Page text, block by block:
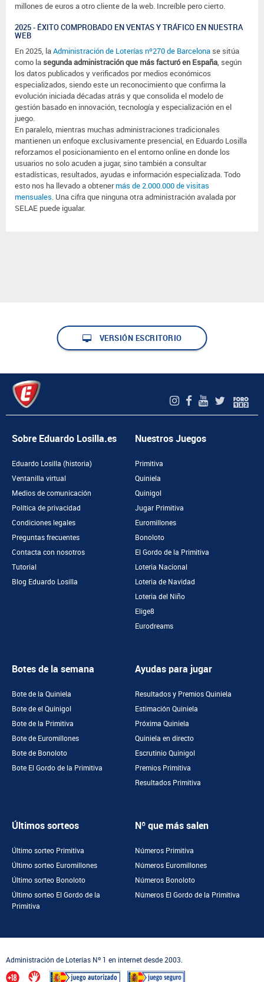
millones de euros a otro cliente de la web. Increíble pero cierto.
2025 - ÉXITO COMPROBADO EN VENTAS Y TRÁFICO EN NUESTRA
WEB
En 2025, la Administración de Loterías nº270 de Barcelona se sitúa
como la segunda administración que más facturó en España, según
los datos publicados y verificados por medios económicos
especializados, siendo este un reconocimiento que confirma la
evolución iniciada décadas atrás y que consolida el modelo de
gestión basado en innovación, tecnología y especialización en el
juego.
En paralelo, mientras muchas administraciones tradicionales
mantienen un enfoque exclusivamente presencial, en Eduardo Losilla
reforzamos el posicionamiento en el entorno online en donde los
usuarios no solo acuden a jugar, sino también a consultar
estadísticas, resultados, ayudas e información especializada. Todo
esto nos ha llevado a obtenermás de 2.000.000 de visitas
mensuales. Una cifra que ninguna otra administración avalada por
SELAE puede igualar.
VERSIÓN ESCRITORIO
Sobre Eduardo Losilla.es
Eduardo Losilla (historia)
Ventanilla virtual
Medios de comunicación
Política de privacidad
Condiciones legales
Preguntas frecuentes
Contacta con nosotros
Tutorial
Blog Eduardo Losilla
Nuestros Juegos
Primitiva
Quiniela
Quinigol
Jugar Primitiva
Euromillones
Bonoloto
El Gordo de la Primitiva
Loteria Nacional
Loteria de Navidad
Loteria del Niño
Elige8
Eurodreams
Botes de la semana
Bote de la Quiniela
Bote de el Quinigol
Bote de la Primitiva
Bote de Euromillones
Bote de Bonoloto
Bote El Gordo de la Primitiva
Ayudas para jugar
Resultados y Premios Quiniela
Estimación Quiniela
Próxima Quiniela
Quiniela en directo
Escrutinio Quinigol
Premios Primitiva
Resultados Primitiva
Últimos sorteos
Último sorteo Primitiva
Último sorteo Euromillones
Último sorteo Bonoloto
Último sorteo El Gordo de la
Primitiva
Nº que más salen
Números Primitiva
Números Euromillones
Números Bonoloto
Números El Gordo de la Primitiva
Administración de Loterías Nº 1 en internet desde 2003.